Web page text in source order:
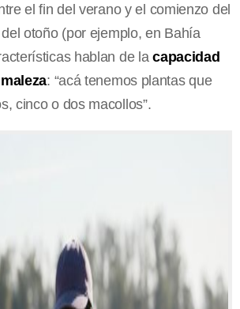
el fin del verano y el comienzo del
otoño (por ejemplo, en Bahía
hablan de la capacidad
: “acá tenemos plantas que
cinco o dos macollos”.